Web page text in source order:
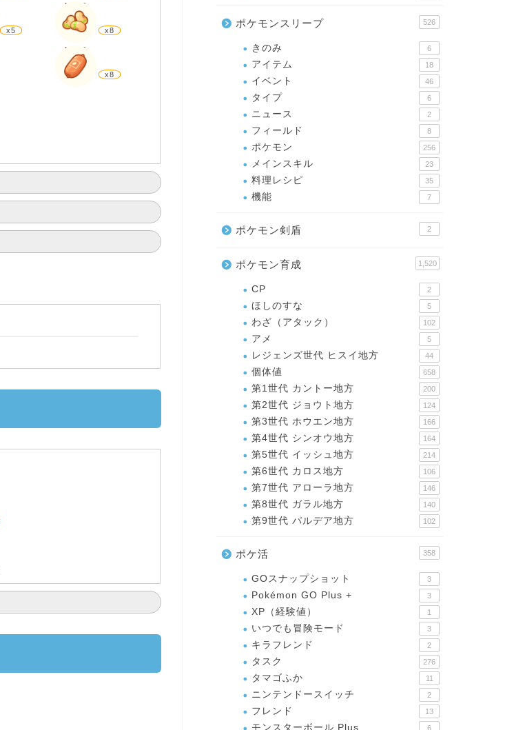
x5
Lv.60
x8
Lv.60
x8
ポケモンスリープ 526
きのみ 6
アイテム 18
イベント 46
タイプ 6
ニュース 2
フィールド 8
ポケモン 256
メインスキル 23
料理レシピ 35
機能 7
ポケモン剣盾 2
ポケモン育成 1,520
CP 2
ほしのすな 5
わざ（アタック） 102
アメ 5
レジェンズ世代 ヒスイ地方 44
個体値 658
第1世代 カントー地方 200
第2世代 ジョウト地方 124
第3世代 ホウエン地方 166
第4世代 シンオウ地方 164
第5世代 イッシュ地方 214
第6世代 カロス地方 106
第7世代 アローラ地方 146
第8世代 ガラル地方 140
第9世代 パルデア地方 102
ポケ活 358
GOスナップショット 3
Pokémon GO Plus + 3
XP（経験値） 1
いつでも冒険モード 3
キラフレンド 2
タスク 276
タマゴふか 11
ニンテンドースイッチ 2
フレンド 13
モンスターボール Plus 6